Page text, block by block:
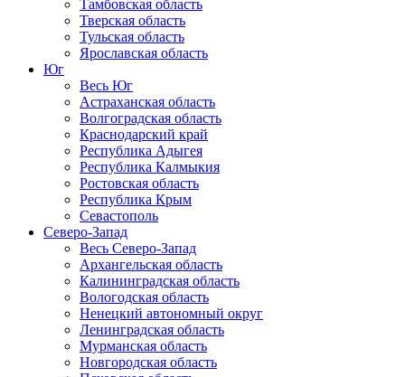
Тамбовская область
Тверская область
Тульская область
Ярославская область
Юг
Весь Юг
Астраханская область
Волгоградская область
Краснодарский край
Республика Адыгея
Республика Калмыкия
Ростовская область
Республика Крым
Севастополь
Северо-Запад
Весь Северо-Запад
Архангельская область
Калининградская область
Вологодская область
Ненецкий автономный округ
Ленинградская область
Мурманская область
Новгородская область